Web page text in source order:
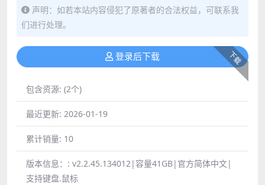
声明：如若本站内容侵犯了原著者的合法权益，可联系我
们进行处理。
下载
登录后下载
包含资源: (2个)
最近更新: 2026-01-19
累计销量: 10
版本信息：: v2.2.45.134012|容量41GB|官方简体中文|
支持键盘.鼠标